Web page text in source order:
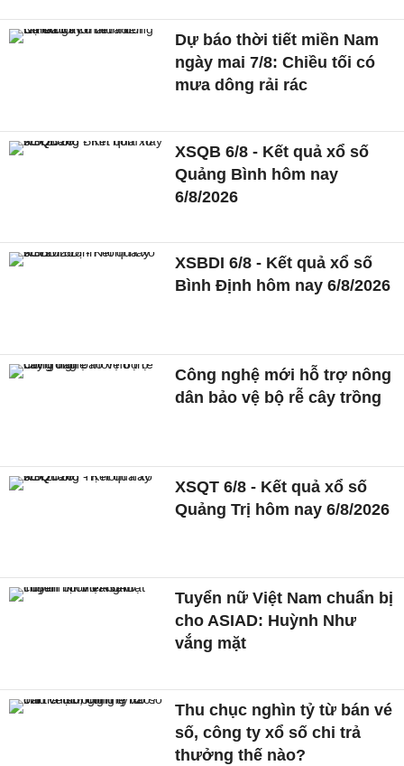
Dự báo thời tiết miền Nam
ngày mai 7/8: Chiều tối có
mưa dông rải rác
XSQB 6/8 - Kết quả xổ số
Quảng Bình hôm nay
6/8/2026
XSBDI 6/8 - Kết quả xổ số
Bình Định hôm nay 6/8/2026
Công nghệ mới hỗ trợ nông
dân bảo vệ bộ rễ cây trồng
XSQT 6/8 - Kết quả xổ số
Quảng Trị hôm nay 6/8/2026
Tuyển nữ Việt Nam chuẩn bị
cho ASIAD: Huỳnh Như
vắng mặt
Thu chục nghìn tỷ từ bán vé
số, công ty xổ số chi trả
thưởng thế nào?